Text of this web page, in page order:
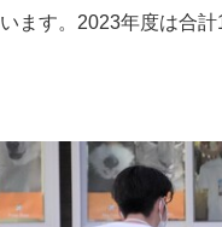
ます。2023年度は合計